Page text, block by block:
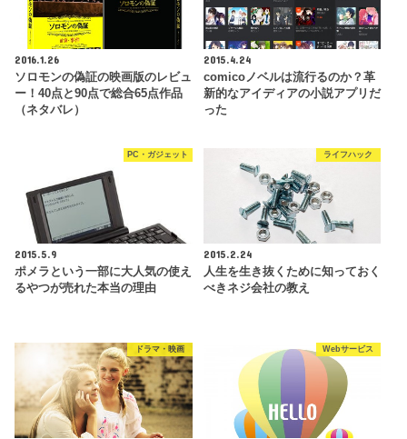
2016.1.26
ソロモンの偽証の映画版のレビュ
ー！40点と90点で総合65点作品
（ネタバレ）
2015.4.24
comicoノベルは流行るのか？革
新的なアイディアの小説アプリだ
った
PC・ガジェット
2015.5.9
ポメラという一部に大人気の使え
るやつが売れた本当の理由
ライフハック
2015.2.24
人生を生き抜くために知っておく
べきネジ会社の教え
ドラマ・映画 Webサービス